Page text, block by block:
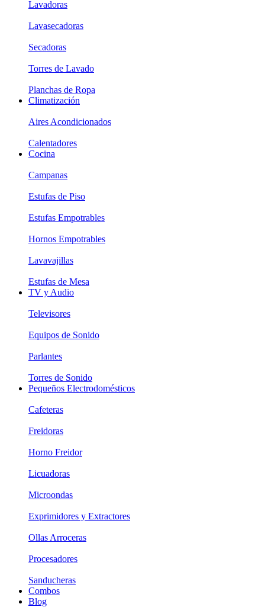
Lavadoras
Lavasecadoras
Secadoras
Torres de Lavado
Planchas de Ropa
Climatización
Aires Acondicionados
Calentadores
Cocina
Campanas
Estufas de Piso
Estufas Empotrables
Hornos Empotrables
Lavavajillas
Estufas de Mesa
TV y Audio
Televisores
Equipos de Sonido
Parlantes
Torres de Sonido
Pequeños Electrodomésticos
Cafeteras
Freidoras
Horno Freidor
Licuadoras
Microondas
Exprimidores y Extractores
Ollas Arroceras
Procesadores
Sanducheras
Combos
Blog